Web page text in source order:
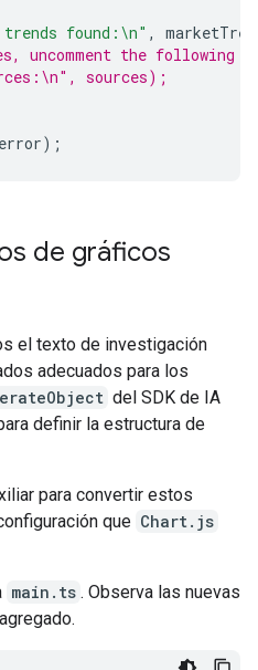
trends found:\n" ,
uncomment the following
sources);
error);
de gráficos
el texto de investigación
adecuados para los
del SDK de IA
definir la estructura de
para convertir estos
que Chart.js
main.ts . Observa las nuevas